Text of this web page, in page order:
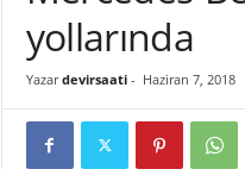
yollarında
Yazar devirsaati- Haziran 7, 2018